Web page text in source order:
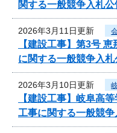
関する一般競争入札公
2026年3月11日更新
【建設工事】第3号
に関する一般競争入札
2026年3月10日更新
【建設工事】岐阜高
工事に関する一般競争